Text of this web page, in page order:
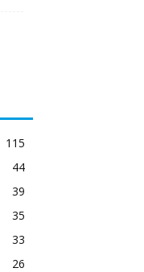
115
44
39
35
33
26